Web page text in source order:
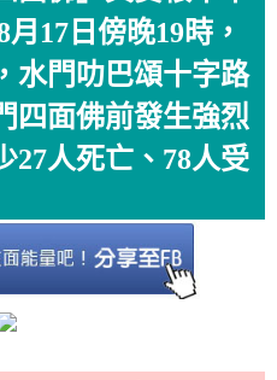
17日傍晚19時，
水門叻巴頌十字路
四面佛前發生強烈
27人死亡、78人受